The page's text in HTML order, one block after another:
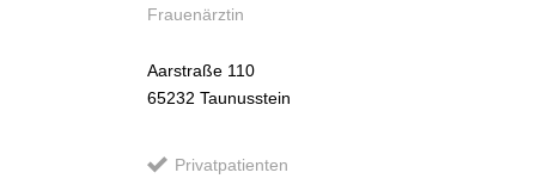
Frauenärztin
Aarstraße 110
65232 Taunusstein
Privatpatienten